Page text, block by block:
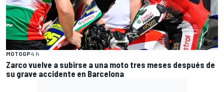
MOTOGP4 h
Zarco vuelve a subirse a una moto tres meses después de
su grave accidente en Barcelona